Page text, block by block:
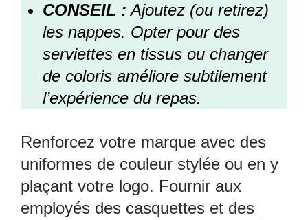
CONSEIL : Ajoutez (ou retirez)
les nappes. Opter pour des
serviettes en tissus ou changer
de coloris améliore subtilement
l’expérience du repas.
Renforcez votre marque avec des
uniformes de couleur stylée ou en y
plaçant votre logo. Fournir aux
employés des casquettes et des